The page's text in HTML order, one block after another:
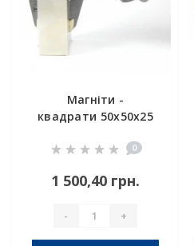
Магніти -
квадрати 50х50х25
0
1 500,40 грн.
- +